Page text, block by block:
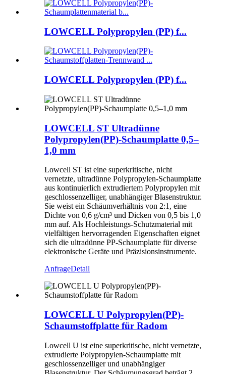
LOWCELL Polypropylen (PP) f...
LOWCELL Polypropylen (PP) f...
LOWCELL ST Ultradünne
Polypropylen(PP)-Schaumplatte 0,5–
1,0 mm
Lowcell ST ist eine superkritische, nicht
vernetzte, ultradünne Polypropylen-Schaumplatte
aus kontinuierlich extrudiertem Polypropylen mit
geschlossenzelliger, unabhängiger Blasenstruktur.
Sie weist ein Schäumverhältnis von 2:1, eine
Dichte von 0,6 g/cm³ und Dicken von 0,5 bis 1,0
mm auf. Als Hochleistungs-Schutzmaterial mit
vielfältigen hervorragenden Eigenschaften eignet
sich die ultradünne PP-Schaumplatte für diverse
elektronische Geräte und Präzisionsinstrumente.
AnfrageDetail
LOWCELL U Polypropylen(PP)-
Schaumstoffplatte für Radom
Lowcell U ist eine superkritische, nicht vernetzte,
extrudierte Polypropylen-Schaumplatte mit
geschlossenzelliger und unabhängiger